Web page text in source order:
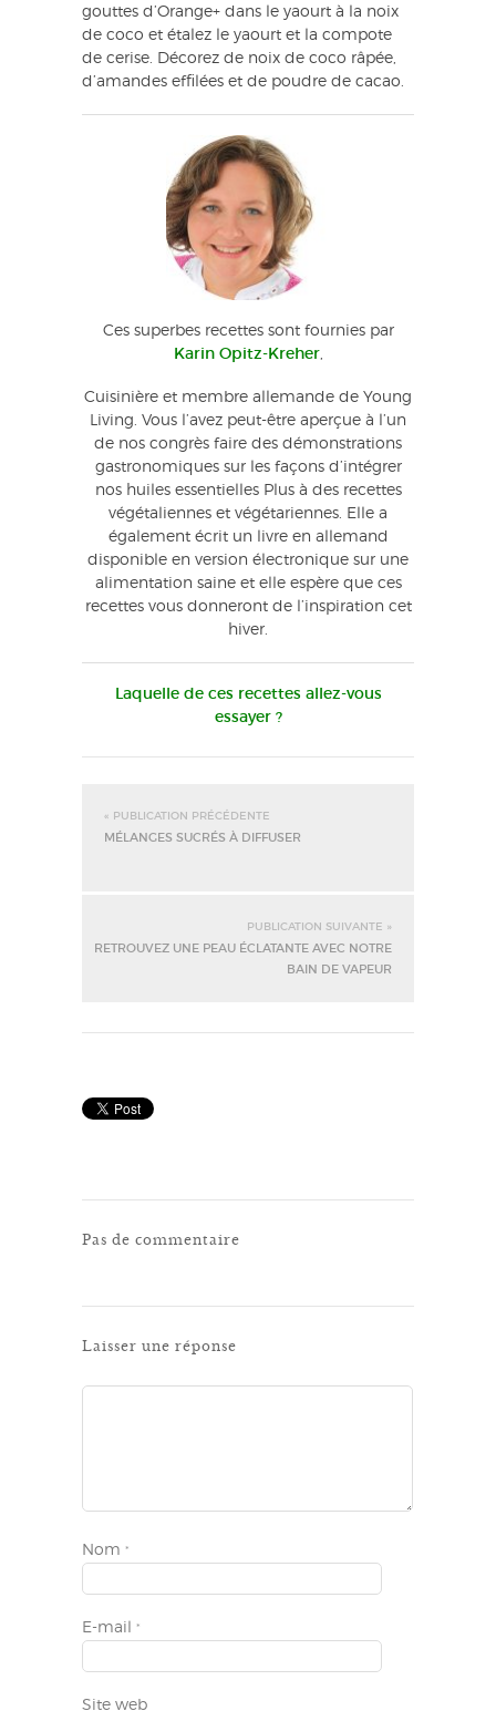
gouttes d’Orange+ dans le yaourt à la noix
de coco et étalez le yaourt et la compote
de cerise. Décorez de noix de coco râpée,
d’amandes effilées et de poudre de cacao.
Ces superbes recettes sont fournies par
Karin Opitz-Kreher,
Cuisinière et membre allemande de Young
Living. Vous l’avez peut-être aperçue à l’un
de nos congrès faire des démonstrations
gastronomiques sur les façons d’intégrer
nos huiles essentielles Plus à des recettes
végétaliennes et végétariennes. Elle a
également écrit un livre en allemand
disponible en version électronique sur une
alimentation saine et elle espère que ces
recettes vous donneront de l’inspiration cet
hiver.
Laquelle de ces recettes allez-vous
essayer ?
« PUBLICATION PRÉCÉDENTE
MÉLANGES SUCRÉS À DIFFUSER
PUBLICATION SUIVANTE »
RETROUVEZ UNE PEAU ÉCLATANTE AVEC NOTRE
BAIN DE VAPEUR
Pas de commentaire
Laisser une réponse
Nom *
E-mail *
Site web